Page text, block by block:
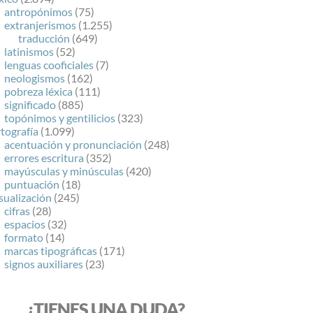
antropónimos (75)
extranjerismos (1.255)
traducción (649)
latinismos (52)
lenguas cooficiales (7)
neologismos (162)
pobreza léxica (111)
significado (885)
topónimos y gentilicios (323)
(1.099)
acentuación y pronunciación (248)
errores escritura (352)
mayúsculas y minúsculas (420)
puntuación (18)
(245)
cifras (28)
espacios (32)
formato (14)
marcas tipográficas (171)
signos auxiliares (23)
¿TIENES UNA DUDA?